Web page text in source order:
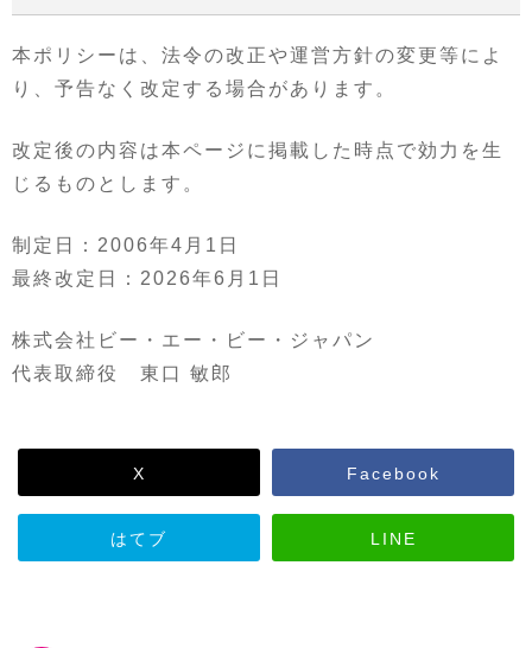
本ポリシーは、法令の改正や運営方針の変更等によ
り、予告なく改定する場合があります。
改定後の内容は本ページに掲載した時点で効力を生
じるものとします。
制定日：2006年4月1日
最終改定日：2026年6月1日
株式会社ビー・エー・ビー・ジャパン
代表取締役 東口 敏郎
X Facebook
はてブ LINE